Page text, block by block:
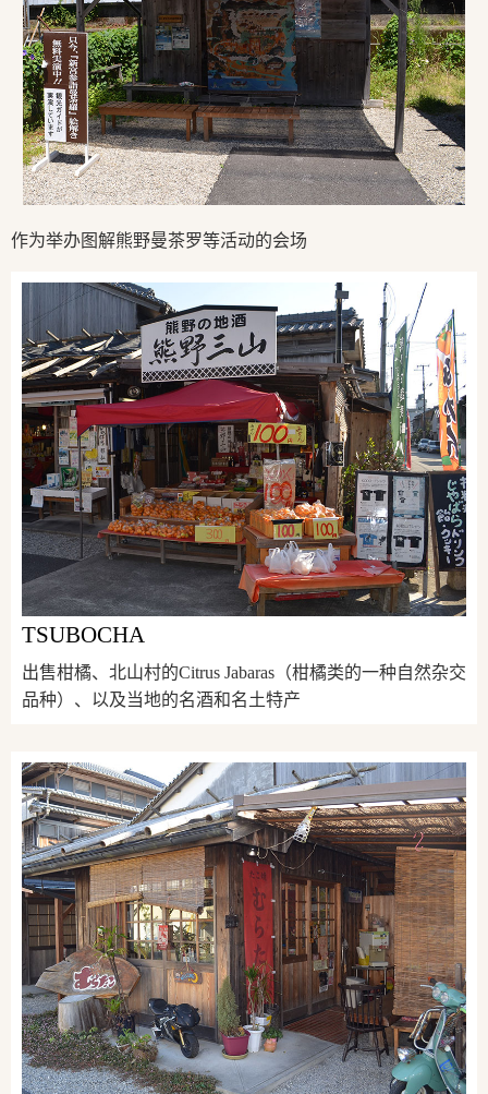
作为举办图解熊野曼茶罗等活动的会场
TSUBOCHA
出售柑橘、北山村的Citrus Jabaras（柑橘类的一种自然杂交
品种）、以及当地的名酒和名土特产